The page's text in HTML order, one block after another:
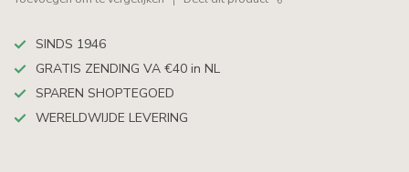
SINDS 1946
GRATIS ZENDING VA €40 in NL
SPAREN SHOPTEGOED
WERELDWIJDE LEVERING